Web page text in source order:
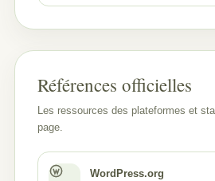
Références officielles
Les ressources des plateformes et
page.
WordPress.org